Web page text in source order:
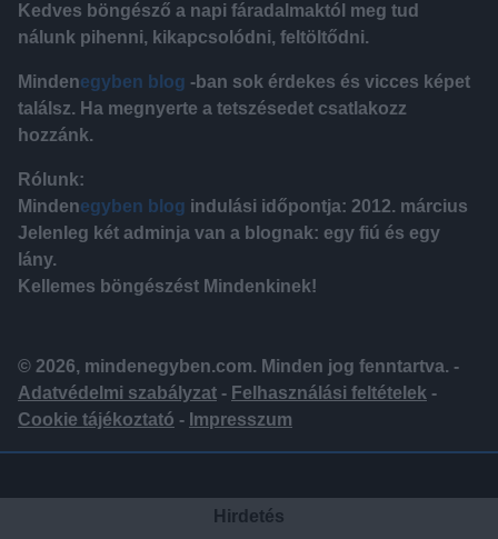
Kedves böngésző a napi fáradalmaktól meg tud
nálunk pihenni, kikapcsolódni, feltöltődni.
Mindenegyben blog -ban sok érdekes és vicces képet
találsz. Ha megnyerte a tetszésedet csatlakozz
hozzánk.
Rólunk:
Mindenegyben blog indulási időpontja: 2012. március
Jelenleg két adminja van a blognak: egy fiú és egy
lány.
Kellemes böngészést Mindenkinek!
© 2026, mindenegyben.com. Minden jog fenntartva. -
Adatvédelmi szabályzat - Felhasználási feltételek -
Cookie tájékoztató - Impresszum
Hirdetés